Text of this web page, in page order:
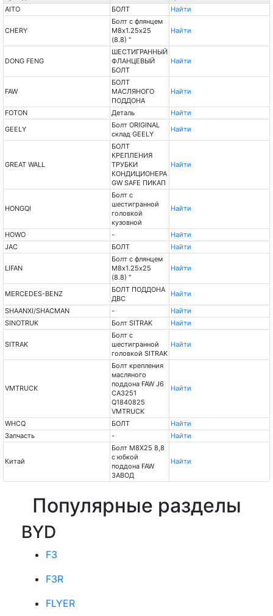
AITO
БОЛТ Найти
CHERY
Болт с флянцем
М8х1.25х25
(8.8) "
Найти
DONG FENG
ШЕСТИГРАННЫЙ
ФЛАНЦЕВЫЙ
БОЛТ
Найти
FAW
БОЛТ
МАСЛЯНОГО
ПОДДОНА
Найти
FOTON Деталь
Найти
GEELY
Болт ORIGINAL
склад GEELY
Найти
GREAT WALL
БОЛТ
КРЕПЛЕНИЯ
ТРУБКИ
КОНДИЦИОНЕРА
GW SAFE ПИКАП
Найти
HONGQI
Болт с
шестигранной
головкой
кузовной
Найти
HOWO -
Найти
JAC
БОЛТ Найти
LIFAN
Болт с флянцем
М8х1.25х25
(8.8) "
Найти
MERCEDES-BENZ
БОЛТ ПОДДОНА
ДВС
Найти
SHAANXI/SHACMAN
-
Найти
SINOTRUK
Болт SITRAK Найти
SITRAK
Болт с
шестигранной
головкой SITRAK
Найти
VMTRUCK
Болт крепления
масляного
поддона FAW J6
CA3251
Q1840825
VMTRUCK
Найти
WHCQ БОЛТ
Найти
Запчасть
- Найти
Китай
Болт М8Х25 8,8
с юбкой
поддона FAW
ЗАВОД
Найти
Популярные разделы
BYD
F3
F3R
FLYER